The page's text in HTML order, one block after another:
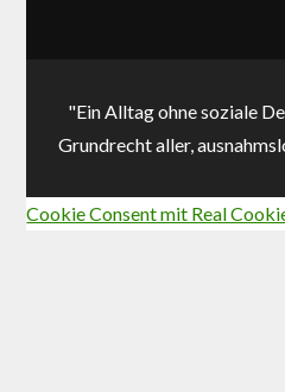
"Ein Alltag ohne soziale
Grundrecht aller,
Cookie Consent mit Real